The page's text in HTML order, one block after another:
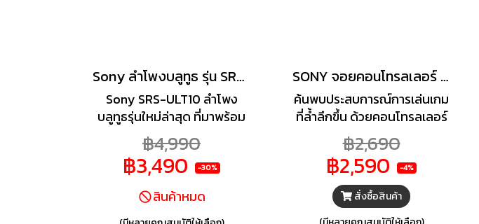
Sony ลำโพงบลูทูธ รุ่น SRS-ULT10
Sony SRS-ULT10 ลำโพง
บลูทูธรุ่นใหม่ล่าสุด ที่มาพร้อม
ด้วยพลังเสียงเบสที่หนักแน่น
และทรงพลังไม่เหมือนใคร
พร้อมด้วยขนาดที่เล็กกระทัด
พกพาง่าย ให้คุณสามารถพก
พาและสนุกดื่มด่ำกับเสียง
฿4,990
฿3,490 -30%
สินค้าหมด
SONY จอยคอนโทรลเลอร์ Sony DualSense Wireless Controller รุ่น CFI-ZCT1G
ค้นพบประสบการณ์การเล่นเกม
ที่ล้ำลึกขึ้น ด้วยคอนโทรลเลอร์
PS5 ที่ปรับปรุงใหม่,
คอนโทรลเลอร์ไร้สาย
DualSense สำหรับคอนโซล
PS5 มอบการตอบสนองแบบ
สัมผัส อย่างสมจริง ทั้งยังมี
฿2,690
฿2,590 -4%
สั่งซื้อสินค้า